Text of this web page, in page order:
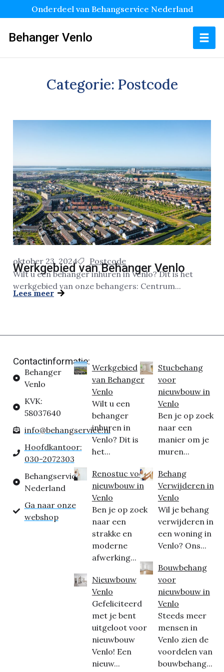
Onderdeel van Behangservice Nederland
Behanger Venlo
Categorie: Postcode
oktober 23, 2024 Postcode
Werkgebied van Behanger Venlo
Wilt u een behanger inhuren in Venlo? Dit is het
werkgebied van onze behangers: Centrum...
Lees meer
Contactinformatie:
Behanger
Venlo
KVK:
58037640
info@behangservice.nl
Hoofdkantoor:
030-2072303
Behangservice
Nederland
Ga naar onze
webshop
Werkgebied
van Behanger
Venlo
Wilt u een
behanger
inhuren in
Venlo? Dit is
het...
Renostuc voor
nieuwbouw in
Venlo
Ben je op zoek
naar een
strakke en
moderne
afwerking...
Nieuwbouw
Venlo
Gefeliciteerd
met je bent
uitgeloot voor
nieuwbouw
Venlo! Een
nieuw...
Stucbehang
voor
nieuwbouw in
Venlo
Ben je op zoek
naar een
manier om je
muren...
Behang
Verwijderen in
Venlo
Wil je behang
verwijderen in
een woning in
Venlo? Ons...
Bouwbehang
voor
nieuwbouw in
Venlo
Steeds meer
mensen in
Venlo zien de
voordelen van
bouwbehang...